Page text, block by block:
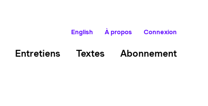
English À propos Connexion
Entretiens Textes Abonnement